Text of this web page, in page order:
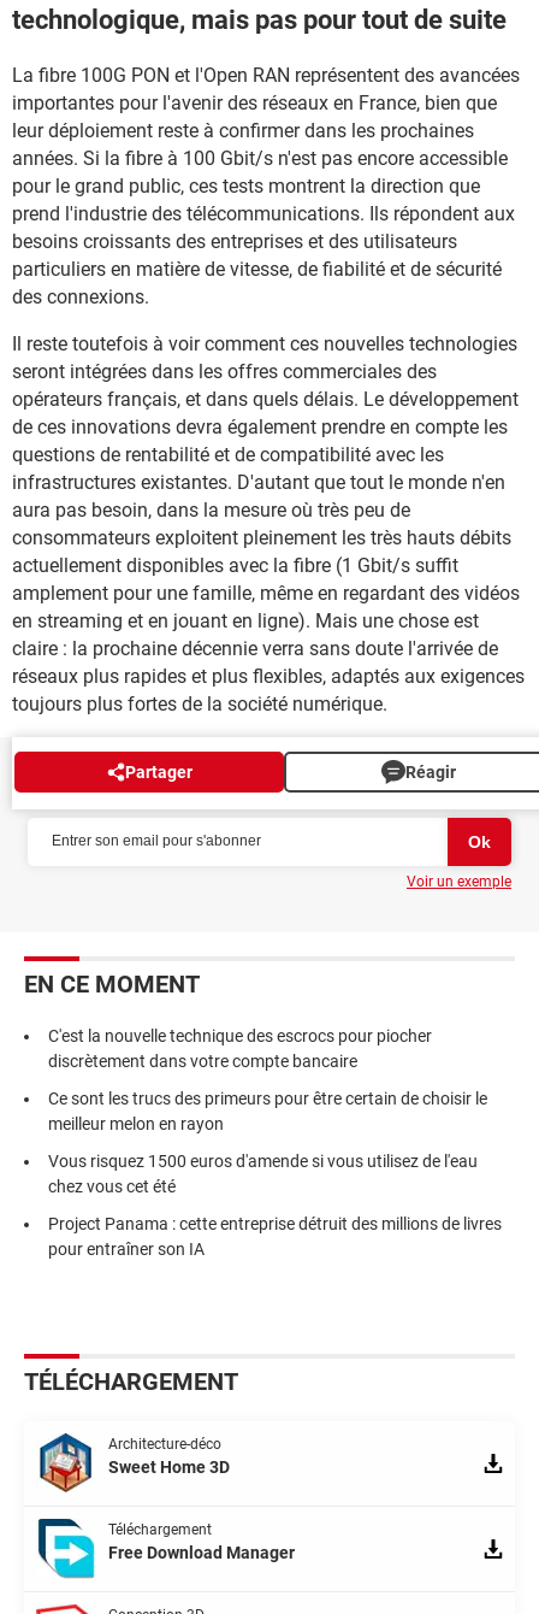
technologique, mais pas pour tout de suite
La fibre 100G PON et l'Open RAN représentent des avancées
importantes pour l'avenir des réseaux en France, bien que
leur déploiement reste à confirmer dans les prochaines
années. Si la fibre à 100 Gbit/s n'est pas encore accessible
pour le grand public, ces tests montrent la direction que
prend l'industrie des télécommunications. Ils répondent aux
besoins croissants des entreprises et des utilisateurs
particuliers en matière de vitesse, de fiabilité et de sécurité
des connexions.
Il reste toutefois à voir comment ces nouvelles technologies
seront intégrées dans les offres commerciales des
opérateurs français, et dans quels délais. Le développement
de ces innovations devra également prendre en compte les
questions de rentabilité et de compatibilité avec les
infrastructures existantes. D'autant que tout le monde n'en
aura pas besoin, dans la mesure où très peu de
consommateurs exploitent pleinement les très hauts débits
actuellement disponibles avec la fibre (1 Gbit/s suffit
amplement pour une famille, même en regardant des vidéos
en streaming et en jouant en ligne). Mais une chose est
claire : la prochaine décennie verra sans doute l'arrivée de
réseaux plus rapides et plus flexibles, adaptés aux exigences
toujours plus fortes de la société numérique.
Partager Réagir
NEWSLETTER
Voir un exemple
EN CE MOMENT
C'est la nouvelle technique des escrocs pour piocher
discrètement dans votre compte bancaire
Ce sont les trucs des primeurs pour être certain de choisir le
meilleur melon en rayon
Vous risquez 1500 euros d'amende si vous utilisez de l'eau
chez vous cet été
Project Panama : cette entreprise détruit des millions de livres
pour entraîner son IA
TÉLÉCHARGEMENT
Architecture-déco
Sweet Home 3D
Téléchargement
Free Download Manager